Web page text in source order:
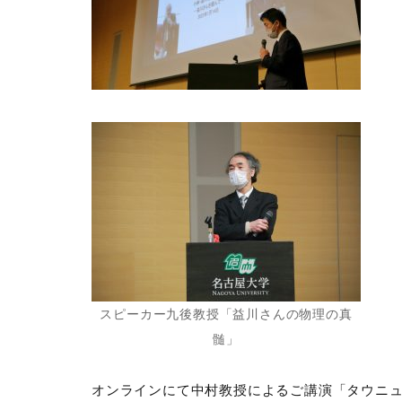
スピーカー九後教授「益川さんの物理の真
髄 」
オンラインにて中村教授によるご講演「タウニ